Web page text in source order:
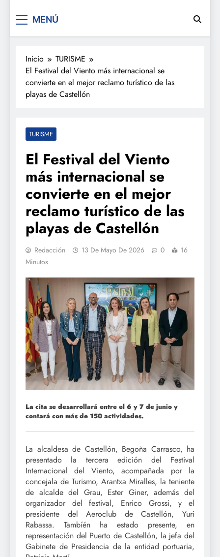
De festa en festa 2.0
MENÚ
Inicio
TURISME
El Festival del Viento más internacional se
convierte en el mejor reclamo turístico de las
playas de Castellón
TURISME
El Festival del Viento
más internacional se
convierte en el mejor
reclamo turístico de las
playas de Castellón
Redacción 13 De Mayo De 2026 0
16
Minutos
La cita se desarrollará entre el 6 y 7 de junio y
contará con más de 150 actividades.
La alcaldesa de Castellón, Begoña Carrasco, ha
presentado la tercera edición del Festival
Internacional del Viento, acompañada por la
concejala de Turismo, Arantxa Miralles, la teniente
de alcalde del Grau, Ester Giner, además del
organizador del festival, Enrico Grossi, y el
presidente del Aeroclub de Castellón, Yuri
Rabassa. Tambíén ha estado presente, en
representación del Puerto de Castellón, la jefa del
Gabinete de Presidencia de la entidad portuaria,